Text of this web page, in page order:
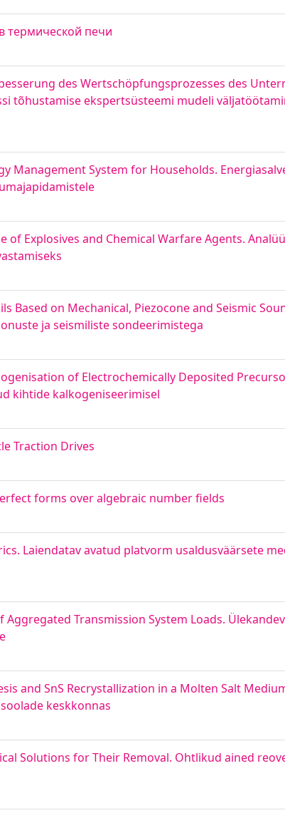
термической печи
des Wertschöpfungsprozesses des
tõhustamise ekspertsüsteemi mudeli
Management System for Households.
Explosives and Chemical Warfare Agents.
Based on Mechanical, Piezocone and Seismic
ja seismiliste sondeerimistega
of Electrochemically Deposited
kihtide kalkogeniseerimisel
Traction Drives
forms over algebraic number fields
Laiendatav avatud platvorm usaldusväärsete
Transmission System Loads.
and SnS Recrystallization in a Molten Salt
keskkonnas
Solutions for Their Removal. Ohtlikud ained